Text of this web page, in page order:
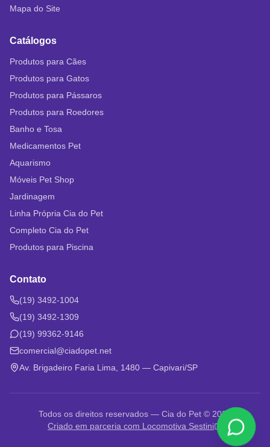
Mapa do Site
Catálogos
Produtos para Cães
Produtos para Gatos
Produtos para Pássaros
Produtos para Roedores
Banho e Tosa
Medicamentos Pet
Aquarismo
Móveis Pet Shop
Jardinagem
Linha Própria Cia do Pet
Completo Cia do Pet
Produtos para Piscina
Contato
(19) 3492-1004
(19) 3492-1309
(19) 99362-9146
comercial@ciadopet.net
Av. Brigadeiro Faria Lima, 1480 — Capivari/SP
Todos os direitos reservados — Cia do Pet © 2026
Criado em parceria com Locomotiva Sestini